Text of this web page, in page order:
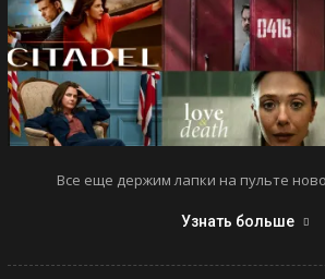
Все еще держим лапки на пульте
Узнать больше